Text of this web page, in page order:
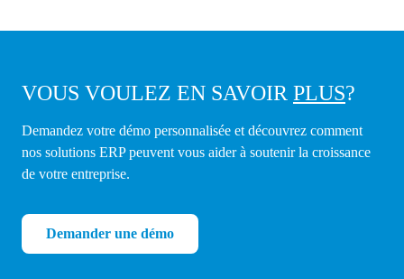
VOUS VOULEZ EN SAVOIR PLUS?
Demandez votre démo personnalisée et découvrez comment
nos solutions ERP peuvent vous aider à soutenir la croissance
de votre entreprise.
Demander une démo